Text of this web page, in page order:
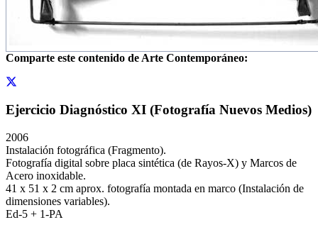
Comparte este contenido de Arte Contemporáneo:
Ejercicio Diagnóstico XI (Fotografía Nuevos Medios)
2006
Instalación fotográfica (Fragmento).
Fotografía digital sobre placa sintética (de Rayos-X) y Marcos de
Acero inoxidable.
41 x 51 x 2 cm aprox. fotografía montada en marco (Instalación de
dimensiones variables).
Ed-5 + 1-PA